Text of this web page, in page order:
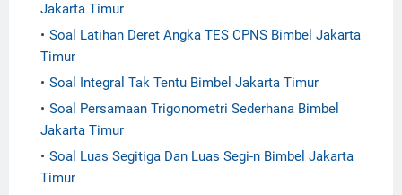
Jakarta Timur
Soal Latihan Deret Angka TES CPNS Bimbel Jakarta
Timur
Soal Integral Tak Tentu Bimbel Jakarta Timur
Soal Persamaan Trigonometri Sederhana Bimbel
Jakarta Timur
Soal Luas Segitiga Dan Luas Segi-n Bimbel Jakarta
Timur